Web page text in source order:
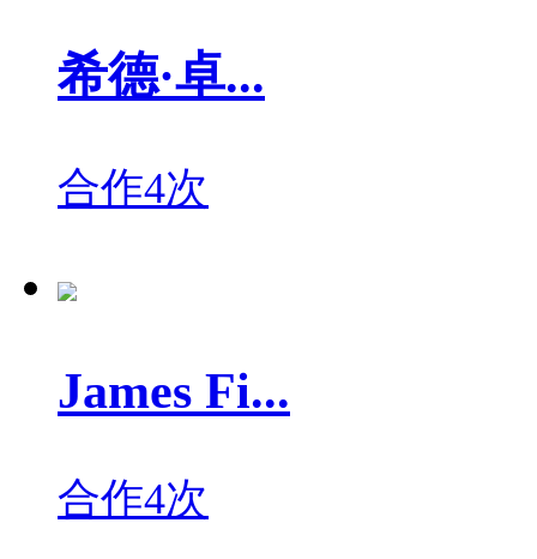
希德·卓...
合作4次
James Fi...
合作4次